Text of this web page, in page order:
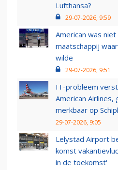
Lufthansa?
29-07-2026, 9:59
American was
maatschappij
wilde
29-07-2026, 9:51
IT-probleem
American Airlines,
merkbaar op
29-07-2026, 9:05
Lelystad Airport
komst
in de toekomst'